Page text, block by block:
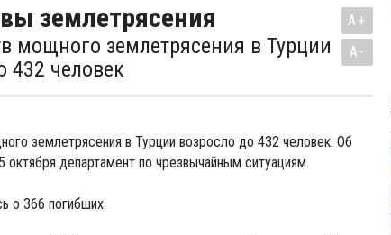
землетрясения
мощного землетрясения в Турции
432 человек
A+
A-
землетрясения в Турции возросло до 432 человек. Об
департамент по чрезвычайным ситуациям.
о 366 погибших.